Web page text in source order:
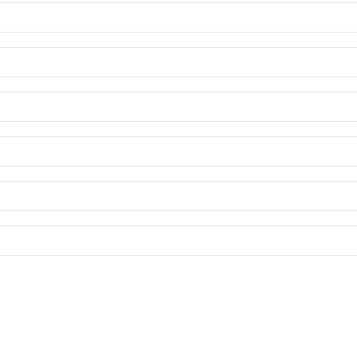
dall'interessamento delle articolazioni
e muscolari, rigidità. Spesso, tali manifestazioni segnano
che provocano una malattia autoimmune. Tra le
che evolve nella malattia laddove
di ammalarsi intorno al 40%.
e più frequente con il progredire del tempo
più frequentemente le donne in età fertile, ciò fa
immunitariofavoriscono la malattia autoimmune
diffusa, non specifica, dei linfociti B
(diagnosticare): molto spesso si arriva a
La loro individuazione (diagnosi) si basa,
e familiare) e su un’accurata visita medica.
alla malattia che il medico sospetta, di solito includono:
e anti-ENA(antigeninucleari estraibili, i più comuni sono
PCR)e della velocità di sedimentazione degli eritrociti(VES
cronico e quindi, per definizione, progrediscono nel
fondamentale che il malato sia costantemente
immunosoppressivi, vale a dire medicinali in
attivi. Tale sviluppo ha permesso l’applicazione
di potenziare la qualità della terapia senza aumentarne
del meccanismo d'azione, e potrebbero, in effetti,
terapia delle malattie reumatiche, nell'asma allergica e
difficile dal momento che tra i fattori scatenanti il
evitando il fumo, limitando il consumo di alcolici,
è importante per tutti e, in particolare, per chi
per la vita, e la maggior parte di esse è debilitante e
di molte malattie autoimmuni ma le cure definitive
(croniche) causa, in chi ne è colpito, la
l’intera esistenza con la malattia e la consapevolezza
di rifiuto per la propria condizione con effetti a